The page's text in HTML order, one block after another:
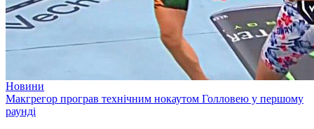
Новини
Макгрегор програв технічним нокаутом Голловею у першому
раунді